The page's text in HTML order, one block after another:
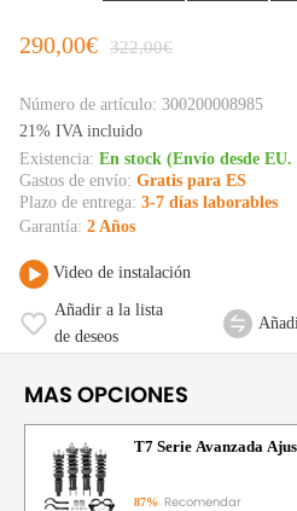
290,00€ 322,00€
Número de artículo: 300200008985
21% IVA incluido
Existencia: En stock (Envío desde
Gastos de envío: Gratis para ES
Plazo de entrega: 3-7 días laborables
Garantía: 2 Años
Video de instalación
Añadir a la lista
de deseos
MAS OPCIONES
T7 Serie Avanzada
87% Recomendar